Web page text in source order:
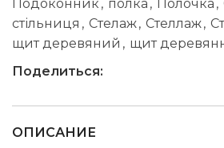
Подоконник , полка , Полочка ,
стільниця , Стелаж, Стеллаж,
щит деревяний , щит
Поделиться:
ОПИСАНИЕ